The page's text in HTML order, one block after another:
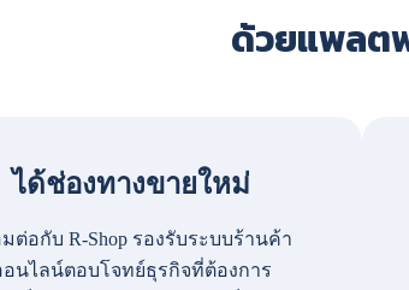
ด้วยแพลต
ได้ช่องทางขายใหม่
มต่อกับ R-Shop รองรับระบบร้านค้า
อนไลน์ตอบโจทย์ธุรกิจที่ต้องการ